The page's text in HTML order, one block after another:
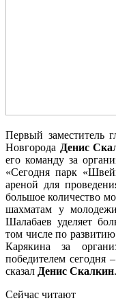
Первый заместитель
Новгорода Денис
его команду за
«Сегодня парк
ареной для
большое количество
шахматам у
Шалабаев уделяет
том числе по
Карякина за
победителем сегодня
сказал Денис Скалкин.
Сейчас читают